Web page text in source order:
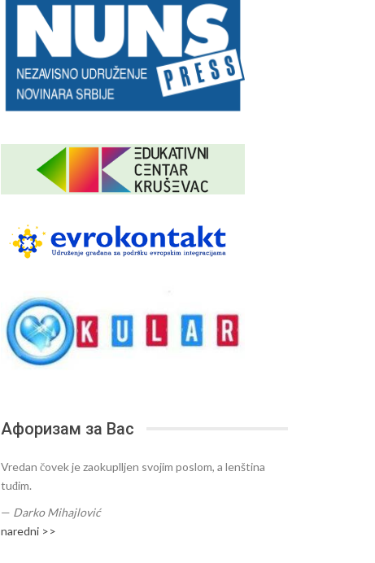
Афоризам за Вас
Vredan čovek je zaokuplljen svojim poslom, a lenština
tuđim.
— Darko Mihajlović
naredni >>